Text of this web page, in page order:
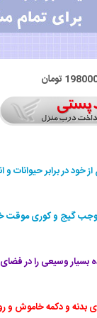
تومان
خود در برابر حیوانات و
گیج و کوری موقت
بسیار وسیعی را در
بدنه و دکمه خاموش و